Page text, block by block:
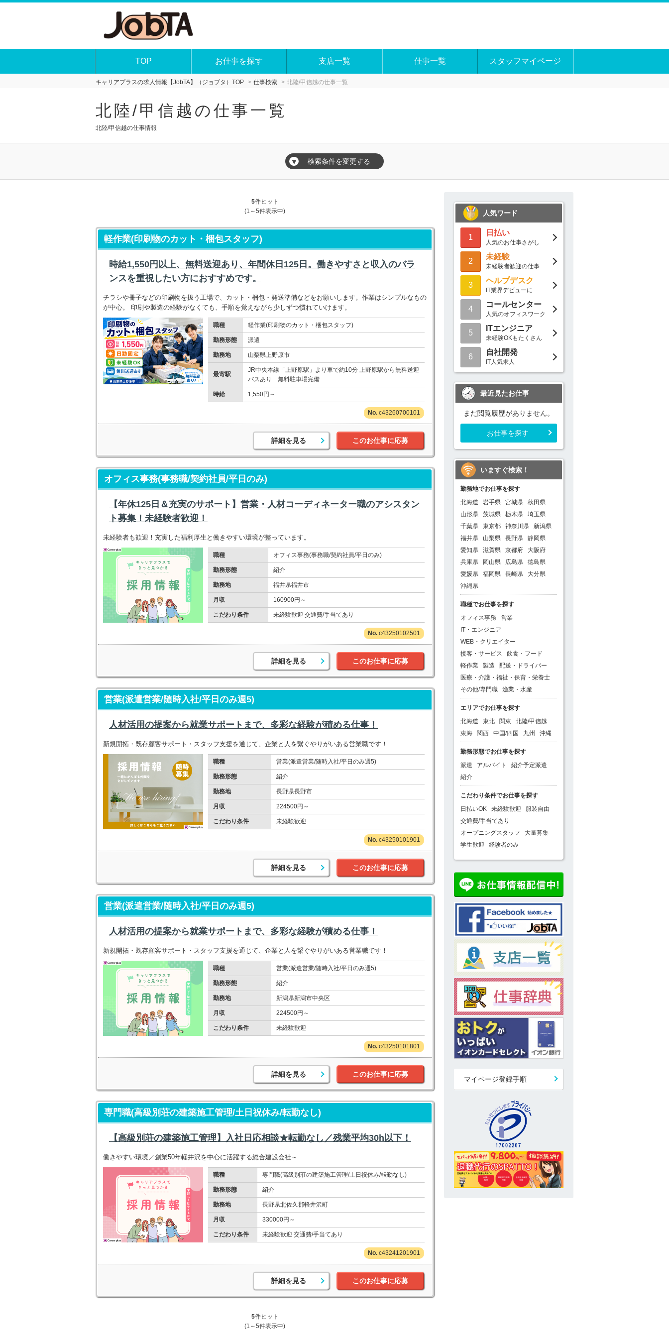
TOP お仕事を探す 支店一覧 仕事一覧 スタッフマイページ
キャリアプラスの求人情報【JobTA】（ジョブタ）TOP 仕事検索 北陸/甲信越の仕事一覧
北陸/甲信越の仕事一覧
北陸/甲信越の仕事情報
▼ 検索条件を変更する
5件ヒット
(1～5件表示中)
軽作業(印刷物のカット・梱包スタッフ)
時給1,550円以上、無料送迎あり、年間休日125日。働きやすさと収入のバラ
ンスを重視したい方におすすめです。
チラシや冊子などの印刷物を扱う工場で、カット・梱包・発送準備などをお願いします。作業はシンプルなもの
が中心。 印刷や製造の経験がなくても、手順を覚えながら少しずつ慣れていけます。
職種 軽作業(印刷物のカット・梱包スタッフ)
勤務形態 派遣
勤務地 山梨県上野原市
最寄駅
JR中央本線「上野原駅」より車で約10分 上野原駅から無料送迎
バスあり 無料駐車場完備
時給 1,550円～
c43260700101
詳細を見る このお仕事に応募
オフィス事務(事務職/契約社員/平日のみ)
【年休125日＆充実のサポート】営業・人材コーディネーター職のアシスタン
ト募集！未経験者歓迎！
未経験者も歓迎！充実した福利厚生と働きやすい環境が整っています。
職種 オフィス事務(事務職/契約社員/平日のみ)
勤務形態 紹介
勤務地 福井県福井市
月収 160900円～
こだわり条件 未経験歓迎 交通費/手当てあり
c43250102501
詳細を見る このお仕事に応募
営業(派遣営業/随時入社/平日のみ週5)
人材活用の提案から就業サポートまで、多彩な経験が積める仕事！
新規開拓・既存顧客サポート・スタッフ支援を通じて、企業と人を繋ぐやりがいある営業職です！
職種 営業(派遣営業/随時入社/平日のみ週5)
勤務形態 紹介
勤務地 長野県長野市
月収 224500円～
こだわり条件 未経験歓迎
c43250101901
詳細を見る このお仕事に応募
営業(派遣営業/随時入社/平日のみ週5)
人材活用の提案から就業サポートまで、多彩な経験が積める仕事！
新規開拓・既存顧客サポート・スタッフ支援を通じて、企業と人を繋ぐやりがいある営業職です！
職種 営業(派遣営業/随時入社/平日のみ週5)
勤務形態 紹介
勤務地 新潟県新潟市中央区
月収 224500円～
こだわり条件 未経験歓迎
c43250101801
詳細を見る このお仕事に応募
専門職(高級別荘の建築施工管理/土日祝休み/転勤なし)
【高級別荘の建築施工管理】入社日応相談★転勤なし／残業平均30h以下！
働きやすい環境／創業50年軽井沢を中心に活躍する総合建設会社～
職種 専門職(高級別荘の建築施工管理/土日祝休み/転勤なし)
勤務形態 紹介
勤務地 長野県北佐久郡軽井沢町
月収 330000円～
こだわり条件 未経験歓迎 交通費/手当てあり
c43241201901
詳細を見る このお仕事に応募
5件ヒット
(1～5件表示中)
人気ワード
1
日払い
人気のお仕事さがし
2
未経験
未経験者歓迎の仕事
3
ヘルプデスク
IT業界デビューに
4
コールセンター
人気のオフィスワーク
5
ITエンジニア
未経験OKもたくさん
6
自社開発
IT人気求人
最近見たお仕事
まだ閲覧履歴がありません。
お仕事を探す
いますぐ検索！
勤務地でお仕事を探す
北海道
岩手県 宮城県
秋田県
山形県
茨城県 栃木県
埼玉県
千葉県
東京都 神奈川県
新潟県
福井県
山梨県 長野県
静岡県
愛知県
滋賀県 京都府
大阪府
兵庫県
岡山県 広島県
徳島県
愛媛県
福岡県 長崎県
大分県
沖縄県
職種でお仕事を探す
オフィス事務
営業
IT・エンジニア
WEB・クリエイター
接客・サービス
飲食・フード
軽作業
製造
配送・ドライバー
医療・介護・福祉・保育・栄養士
その他/専門職
漁業・水産
エリアでお仕事を探す
北海道
東北 関東
北陸/甲信越
東海
関西 中国/四国 九州 沖縄
勤務形態でお仕事を探す
派遣
アルバイト
紹介予定派遣
紹介
こだわり条件でお仕事を探す
日払いOK
未経験歓迎
服装自由
交通費/手当てあり
オープニングスタッフ
大量募集
学生歓迎
経験者のみ
マイページ登録手順